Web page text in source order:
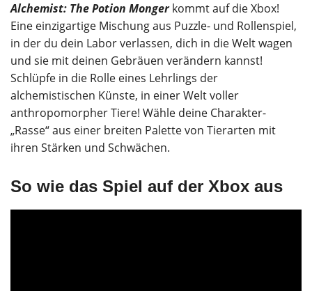
Alchemist: The Potion Mongerkommt auf die Xbox!
Eine einzigartige Mischung aus Puzzle- und Rollenspiel,
in der du dein Labor verlassen, dich in die Welt wagen
und sie mit deinen Gebräuen verändern kannst!
Schlüpfe in die Rolle eines Lehrlings der
alchemistischen Künste, in einer Welt voller
anthropomorpher Tiere! Wähle deine Charakter-
„Rasse“ aus einer breiten Palette von Tierarten mit
ihren Stärken und Schwächen.
So wie das Spiel auf der Xbox aus